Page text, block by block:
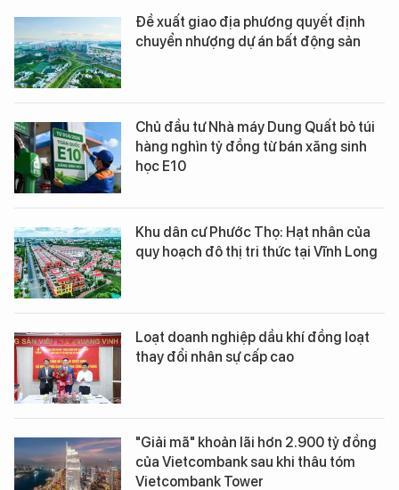
Đề xuất giao địa phương quyết định
chuyển nhượng dự án bất động sản
Chủ đầu tư Nhà máy Dung Quất bỏ túi
hàng nghìn tỷ đồng từ bán xăng sinh
học E10
Khu dân cư Phước Thọ: Hạt nhân của
quy hoạch đô thị tri thức tại Vĩnh Long
Loạt doanh nghiệp dầu khí đồng loạt
thay đổi nhân sự cấp cao
"Giải mã" khoản lãi hơn 2.900 tỷ đồng
của Vietcombank sau khi thâu tóm
Vietcombank Tower